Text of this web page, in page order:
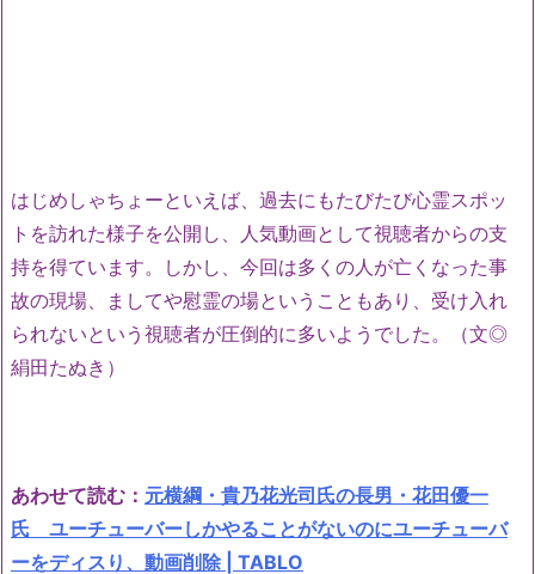
はじめしゃちょーといえば、過去にもたびたび心霊スポッ
トを訪れた様子を公開し、人気動画として視聴者からの支
持を得ています。しかし、今回は多くの人が亡くなった事
故の現場、ましてや慰霊の場ということもあり、受け入れ
られないという視聴者が圧倒的に多いようでした。（文◎
絹田たぬき）
あわせて読む： 元横綱・貴乃花光司氏の長男・花田優一
氏 ユーチューバーしかやることがないのにユーチューバ
ーをディスり、動画削除 | TABLO